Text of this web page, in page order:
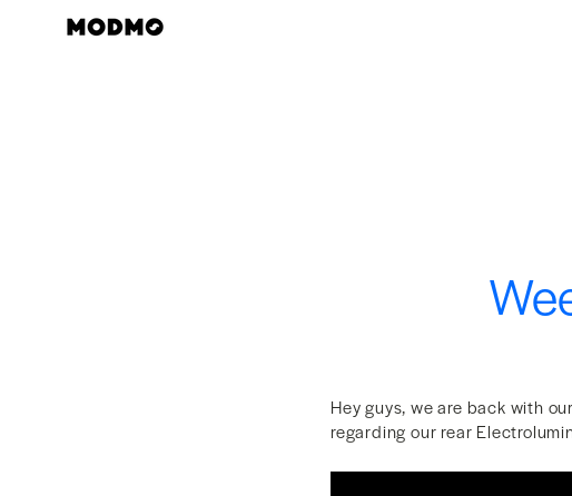
Hey guys, we are back with
regarding our rear